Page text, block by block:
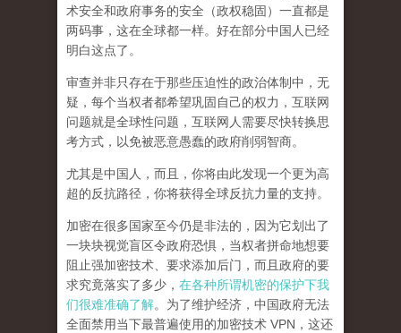
术安全和政府事务的安全（政权稳固）一直都是
两码事，这在全球都一样。好在部分中国人已经
明白这点了。
审查并非只存在于那些压迫性的政治体制中，无
疑，每个当权者都希望巩固自己的权力，互联网
问题就是全球性问题，互联网人需要尽快转换思
考方式，以免被恶意愚蠢的政府削弱智商。
尤其是中国人，而且，你将由此发现一个更为高
超的反抗路径，你将获得全球反抗力量的支持。
加密在很多国家至今仍是非法的，因为它划出了
一块块视觉盲区令政府恐惧，当权者拼命地想要
阻止强加密技术、要求添加后门，而且政府的要
求究竟落实了多少， 在各种所谓机密的保护下我
们很难准确了解。为了维护经济，中国政府无法
全面禁用当下最普遍使用的加密技术 VPN，这还